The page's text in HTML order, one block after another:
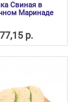
Свиная в
Маринаде
р.